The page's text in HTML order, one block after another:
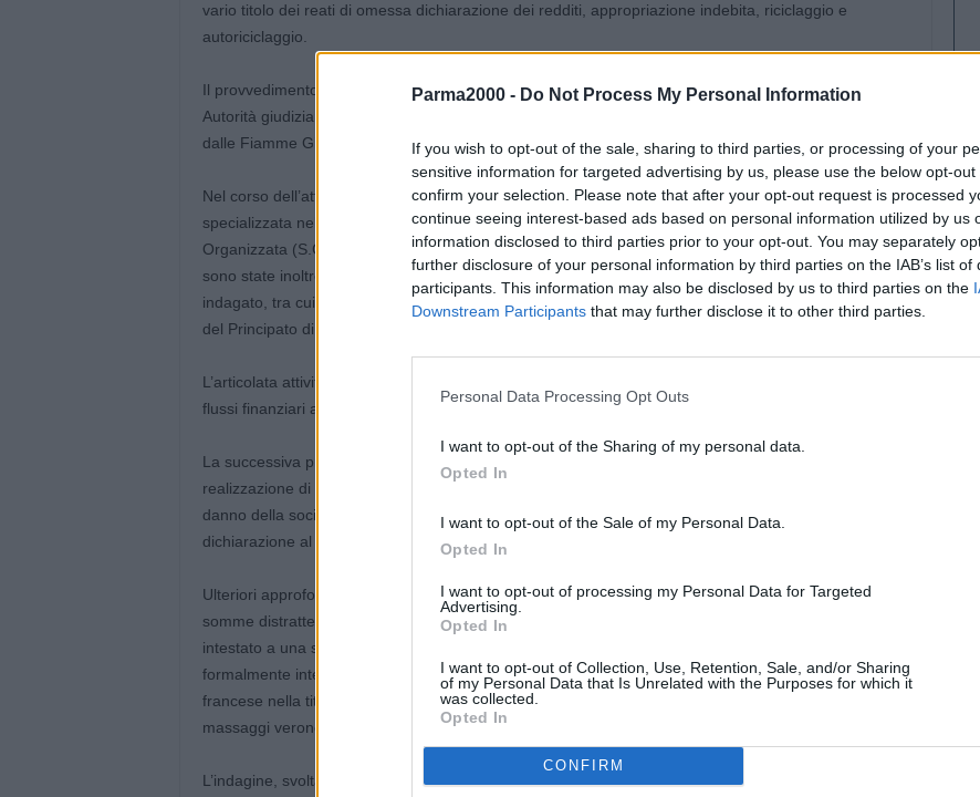
Parma2000 - Do Not Process My Personal Information
If you wish to opt-out of the sale, sharing to third parties, or processing of your
sensitive information for targeted advertising by us, please use the below opt-out
confirm your selection. Please note that after your opt-out request is processed
continue seeing interest-based ads based on personal information utilized by us
information disclosed to third parties prior to your opt-out. You may separately
further disclosure of your personal information by third parties on the IAB’s list of
participants. This information may also be disclosed by us to third parties on the
Downstream Participants that may further disclose it to other third parties.
Personal Data Processing Opt Outs
I want to opt-out of the Sharing of my personal data.
Opted In
I want to opt-out of the Sale of my Personal Data.
Opted In
I want to opt-out of processing my Personal Data for Targeted
Advertising.
Opted In
I want to opt-out of Collection, Use, Retention, Sale, and/or Sharing
of my Personal Data that Is Unrelated with the Purposes for which it
was collected.
Opted In
CONFIRM
vario titolo dei reati di omessa dichiarazione dei redditi, appropriazione indebita, riciclaggio e
autoriciclaggio.
Il provvedimento restrittivo fa seguito a un decreto di sequestro preventivo emesso dalla medesima
Autorità giudiziaria per oltre 1,5 milioni di euro, importo pari al profitto dei reati contestati, eseguito
dalle Fiamme Gialle lo scorso mese di marzo su disponibilità liquide e immobili a Parma.
Nel corso dell’attività di perquisizione eseguita in Parma, condotta con l’ausilio di un’unità cinofila
specializzata nella ricerca di denaro, c.d. cash dog, e del Servizio Centrale Investigativo Criminalità
Organizzata (S.C.I.C.O.), che è intervenuto con le speciali dotazioni per la ricerca di fonti della prova,
sono state inoltre individuate importanti posizioni finanziarie estere riconducibili al principale
indagato, tra cui un bond inglese del valore di oltre 3 milioni di euro e titoli partecipativi di una società
del Principato di Monaco.
L’articolata attività di indagine, condotta dai militari del Gruppo Parma, trae origine dall’esame di
flussi finanziari anomali riguardanti l’indagato parmigiano.
La successiva progressione investigativa ha consentito di raccogliere elementi idonei a ipotizzare la
realizzazione di condotte distrattive di introiti aziendali, originati dalla vendita di unità immobiliari, a
danno della società di Parma, di cui egli stesso era amministratore, e la successiva omessa
dichiarazione al fisco delle relative entrate sui conti personali.
Ulteriori approfondimenti, volti a ricostruire i flussi di denaro ed individuare la destinazione finale delle
somme distratte, hanno fatto emergere come le stesse, dopo essere transitate su un conto corrente
intestato a una società omonima a quella effettivamente danneggiata, con sede a Sanremo e
formalmente intestata a un altro degli indagati, sarebbero state trasferite, sul conto di una società
francese nella titolarità effettiva dell’imprenditore parmigiano e in parte su quello di un centro
massaggi veronese, legalmente rappresentato dal terzo indagato.
L’indagine, svolta sotto il coordinamento della Procura della Repubblica di Imperia, testimonia la